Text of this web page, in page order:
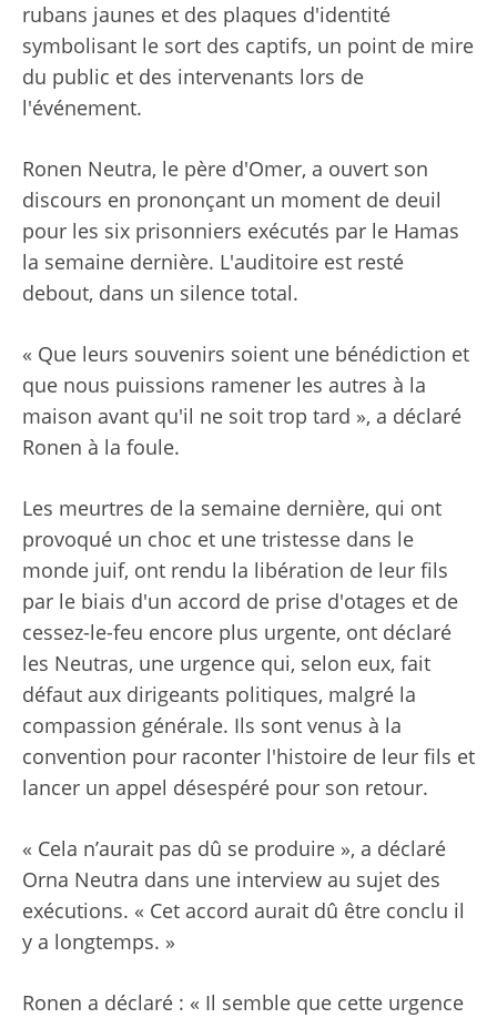
rubans jaunes et des plaques d'identité
symbolisant le sort des captifs, un point de mire
du public et des intervenants lors de
l'événement.
Ronen Neutra, le père d'Omer, a ouvert son
discours en prononçant un moment de deuil
pour les six prisonniers exécutés par le Hamas
la semaine dernière. L'auditoire est resté
debout, dans un silence total.
« Que leurs souvenirs soient une bénédiction et
que nous puissions ramener les autres à la
maison avant qu'il ne soit trop tard », a déclaré
Ronen à la foule.
Les meurtres de la semaine dernière, qui ont
provoqué un choc et une tristesse dans le
monde juif, ont rendu la libération de leur fils
par le biais d'un accord de prise d'otages et de
cessez-le-feu encore plus urgente, ont déclaré
les Neutras, une urgence qui, selon eux, fait
défaut aux dirigeants politiques, malgré la
compassion générale. Ils sont venus à la
convention pour raconter l'histoire de leur fils et
lancer un appel désespéré pour son retour.
« Cela n’aurait pas dû se produire », a déclaré
Orna Neutra dans une interview au sujet des
exécutions. « Cet accord aurait dû être conclu il
y a longtemps. »
Ronen a déclaré : « Il semble que cette urgence